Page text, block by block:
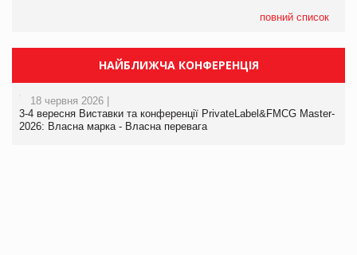
повний список
НАЙБЛИЖЧА КОНФЕРЕНЦІЯ
18 червня 2026 |
3-4 вересня Виставки та конференції PrivateLabel&FMCG Master-
2026: Власна марка - Власна перевага